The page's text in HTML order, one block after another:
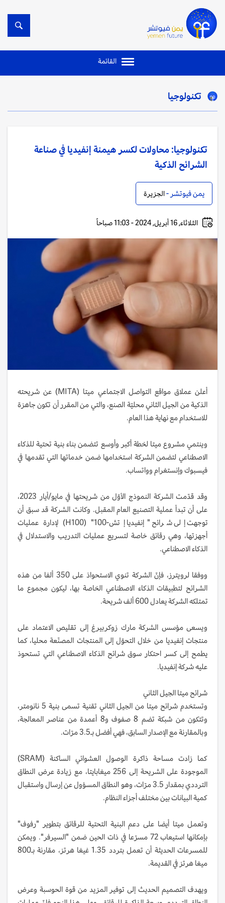
القائمة
تكنولوجيا
تكنولوجيا: محاولات لكسر هيمنة إنفيديا في صناعة
الشرائح الذكية
يمن فيوتشر -الجزيرة
الثلاثاء, 16 أبريل, 2024 - 11:03 صباحاً
أعلن عملاق مواقع التواصل الاجتماعي ميتا (MITA) عن شريحته
الذكية من الجيل الثاني محليّة الصنع، والتي من المقرر أن تكون جاهزة
للاستخدام مع نهاية هذا العام.
وينتمي مشروع ميتا لخطة أكبر وأوسع تتضمن بناء بنية تحتية للذكاء
الاصطناعي لتضمن الشركة استخدامها ضمن خدماتها التي تقدمها في
فيسبوك وإنستغرام وواتساب.
وقد قدّمت الشركة النموذج الأوّل من شريحتها في مايو/أيار 2023،
على أن تبدأ عملية التصنيع العام المقبل. وكانت الشركة قد سبق أن
توجهت إلى شرائح "إنفيديا إتش-100" (H100) لإدارة عمليات
أجهزتها، وهي رقائق خاصة لتسريع عمليات التدريب والاستدلال في
الذكاء الاصطناعي.
ووفقا لرويترز، فإنّ الشركة تنوي الاستحواذ على 350 ألفا من هذه
الشرائح لتطبيقات الذكاء الاصطناعي الخاصة بها، ليكون مجموع ما
تمتلكه الشركة يعادل 600 ألف شريحة.
ويسعى مؤسس الشركة مارك زوكربيرغ إلى تقليص الاعتماد على
منتجات إنفيديا من خلال التحوّل إلى المنتجات المصنّعة محليا، كما
يطمح إلى كسر احتكار سوق شرائح الذكاء الاصطناعي التي تستحوذ
عليه شركة إنفيديا.
شرائح ميتا الجيل الثاني
وتستخدم شرائح ميتا من الجيل الثاني تقنية تسمى بنية 5 نانومتر،
وتتكون من شبكة تضم 8 صفوف و8 أعمدة من عناصر المعالجة،
وبالمقارنة مع الإصدار السابق، فهي أفضل بـ3.5 مرّات.
كما زادت مساحة ذاكرة الوصول العشوائي الساكنة (SRAM)
الموجودة على الشريحة إلى 256 ميغابايتا، مع زيادة عرض النطاق
الترددي بمقدار 3.5 مرّات، وهو النطاق المسؤول عن إرسال واستقبال
كمية البيانات بين مختلف أجزاء النظام.
وتعمل ميتا أيضا على دعم البنية التحتية للرقائق بتطوير "رفوف"
بإمكانها استيعاب 72 مسرّعا في ذات الحين ضمن "السيرفر". ويمكن
للمسرعات الحديثة أن تعمل بتردد 1.35 غيغا هرتز، مقارنة بـ800
ميغا هرتز في القديمة.
ويهدف التصميم الحديث إلى توفير المزيد من قوة الحوسبة وعرض